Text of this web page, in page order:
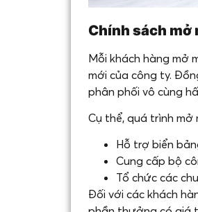
Chính sách mở
Mỗi khách hàng mở
mới của công ty.
phân phối vô cùng
Cụ thể, quá trình mở
Hỗ trợ biển
Cung cấp bộ
Tổ chức các
Đối với các khách